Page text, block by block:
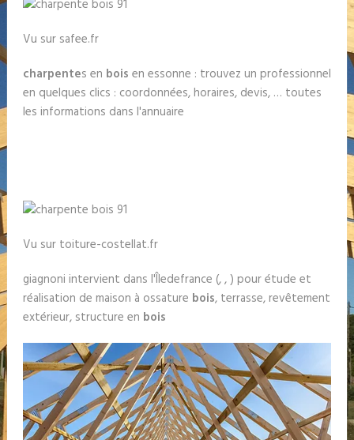
Vu sur safee.fr
charpentes en bois en essonne : trouvez un professionnel
en quelques clics : coordonnées, horaires, devis, … toutes
les informations dans l'annuaire
Vu sur toiture-costellat.fr
giagnoni intervient dans l'Îledefrance (, , ) pour étude et
réalisation de maison à ossature bois, terrasse, revêtement
extérieur, structure en bois